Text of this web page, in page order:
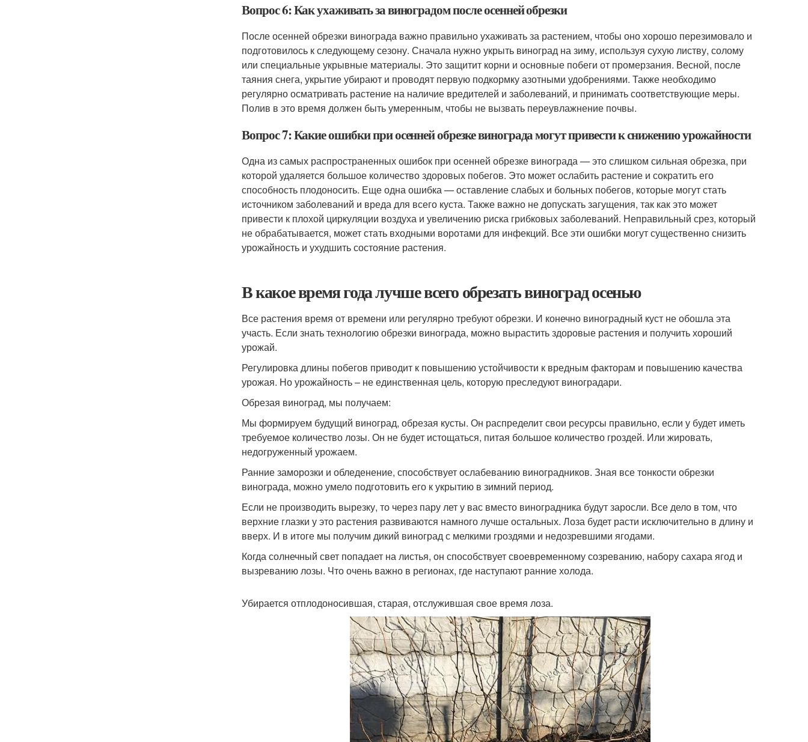
Вопрос 6: Как ухаживать за виноградом после осенней обрезки
После осенней обрезки винограда важно правильно ухаживать за растением, чтобы оно хорошо перезимовало и
подготовилось к следующему сезону. Сначала нужно укрыть виноград на зиму, используя сухую листву, солому
или специальные укрывные материалы. Это защитит корни и основные побеги от промерзания. Весной, после
таяния снега, укрытие убирают и проводят первую подкормку азотными удобрениями. Также необходимо
регулярно осматривать растение на наличие вредителей и заболеваний, и принимать соответствующие меры.
Полив в это время должен быть умеренным, чтобы не вызвать переувлажнение почвы.
Вопрос 7: Какие ошибки при осенней обрезке винограда могут привести к снижению урожайности
Одна из самых распространенных ошибок при осенней обрезке винограда — это слишком сильная обрезка, при
которой удаляется большое количество здоровых побегов. Это может ослабить растение и сократить его
способность плодоносить. Еще одна ошибка — оставление слабых и больных побегов, которые могут стать
источником заболеваний и вреда для всего куста. Также важно не допускать загущения, так как это может
привести к плохой циркуляции воздуха и увеличению риска грибковых заболеваний. Неправильный срез, который
не обрабатывается, может стать входными воротами для инфекций. Все эти ошибки могут существенно снизить
урожайность и ухудшить состояние растения.
В какое время года лучше всего обрезать виноград осенью
Все растения время от времени или регулярно требуют обрезки. И конечно виноградный куст не обошла эта
участь. Если знать технологию обрезки винограда, можно вырастить здоровые растения и получить хороший
урожай.
Регулировка длины побегов приводит к повышению устойчивости к вредным факторам и повышению качества
урожая. Но урожайность – не единственная цель, которую преследуют виноградари.
Обрезая виноград, мы получаем:
Мы формируем будущий виноград, обрезая кусты. Он распределит свои ресурсы правильно, если у будет иметь
требуемое количество лозы. Он не будет истощаться, питая большое количество гроздей. Или жировать,
недогруженный урожаем.
Ранние заморозки и обледенение, способствует ослабеванию виноградников. Зная все тонкости обрезки
винограда, можно умело подготовить его к укрытию в зимний период.
Если не производить вырезку, то через пару лет у вас вместо виноградника будут заросли. Все дело в том, что
верхние глазки у это растения развиваются намного лучше остальных. Лоза будет расти исключительно в длину и
вверх. И в итоге мы получим дикий виноград с мелкими гроздями и недозревшими ягодами.
Когда солнечный свет попадает на листья, он способствует своевременному созреванию, набору сахара ягод и
вызреванию лозы. Что очень важно в регионах, где наступают ранние холода.
Убирается отплодоносившая, старая, отслужившая свое время лоза.